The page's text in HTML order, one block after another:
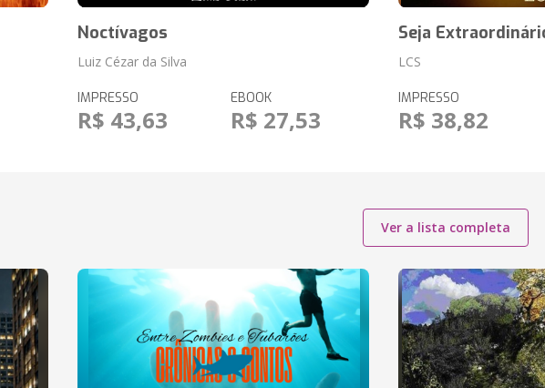
Noctívagos
Luiz Cézar da Silva
IMPRESSO
R$ 43,63
EBOOK
R$ 27,53
Seja
LCS
IMPRESSO
R$ 38,82
Ver a lista completa